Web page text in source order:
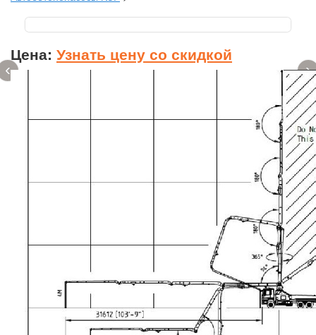
‹ ›
Цена: Узнать цену со скидкой